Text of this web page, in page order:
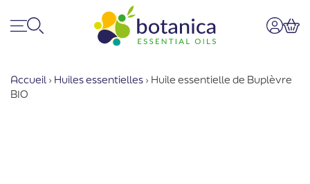
Accueil › Huiles essentielles › Huile essentielle de Buplèvre
BIO